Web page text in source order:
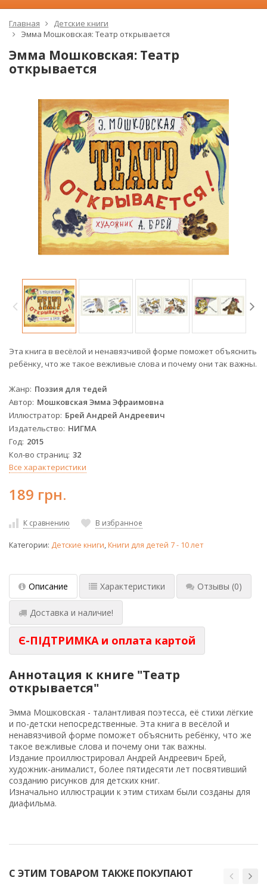
Главная
Детские книги
Эмма Мошковская: Театр открывается
Эмма Мошковская: Театр
открывается
Эта книга в весёлой и ненавязчивой форме поможет объяснить
ребёнку, что же такое вежливые слова и почему они так важны.
Жанр Поэзия для тедей
Автор Мошковская Эмма Эфраимовна
Иллюстратор Брей Андрей Андреевич
Издательство НИГМА
Год 2015
Кол-во страниц 32
Все характеристики
189 грн.
К сравнению В избранное
Категории: Детские книги,Книги для детей 7 - 10 лет
Описание Характеристики Отзывы (0)
Доставка и наличие!
Є-ПІДТРИМКА и оплата картой
Аннотация к книге "Театр
открывается"
Эмма Мошковская - талантливая поэтесса, её стихи лёгкие
и по-детски непосредственные. Эта книга в весёлой и
ненавязчивой форме поможет объяснить ребёнку, что же
такое вежливые слова и почему они так важны.
Издание проиллюстрировал Андрей Андреевич Брей,
художник-анималист, более пятидесяти лет посвятивший
созданию рисунков для детских книг.
Изначально иллюстрации к этим стихам были созданы для
диафильма.
С ЭТИМ ТОВАРОМ ТАКЖЕ ПОКУПАЮТ